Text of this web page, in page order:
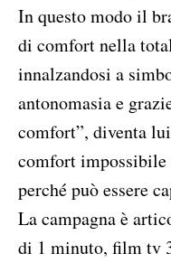
In questo modo il
di comfort nella
innalzandosi a
antonomasia e
comfort”, diventa
comfort impossibile
perché può essere
La campagna è
di 1 minuto, film tv